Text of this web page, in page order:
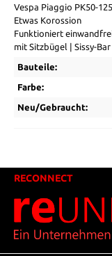
Vespa Piaggio PK50-
Etwas Korossion
Funktioniert
mit Sitzbügel | Sissy-Bar
Bauteile:
Farbe:
Neu/Gebraucht:
RECONNECT